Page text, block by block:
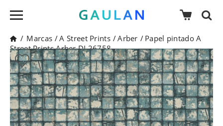
/ Marcas /A Street Prints /Arber / Papel pintado A
Street Prints Arber DL26758